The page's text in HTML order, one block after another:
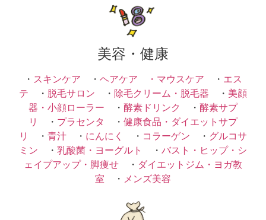
美容・健康
・ スキンケア ・ ヘアケア ・ マウスケア ・ エス
テ ・ 脱毛サロン ・ 除毛クリーム・脱毛器 ・ 美顔
器・小顔ローラー ・ 酵素ドリンク ・ 酵素サプ
リ
・ プラセンタ ・ 健康食品・ダイエットサプ
リ
・ 青汁 ・ にんにく ・ コラーゲン ・ グルコサ
ミン ・ 乳酸菌・ヨーグルト ・ バスト・ヒップ・シ
ェイプアップ・脚痩せ ・ ダイエットジム・ヨガ教
室 ・ メンズ美容